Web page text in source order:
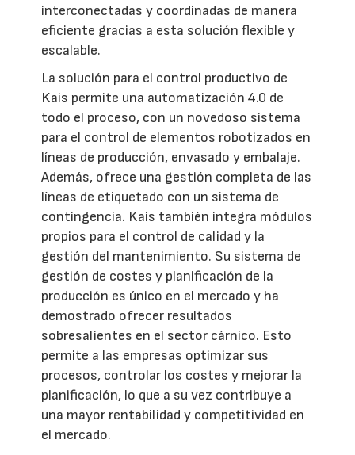
interconectadas y coordinadas de manera
eficiente gracias a esta solución flexible y
escalable.
La solución para el control productivo de
Kais permite una automatización 4.0 de
todo el proceso, con un novedoso sistema
para el control de elementos robotizados en
líneas de producción, envasado y embalaje.
Además, ofrece una gestión completa de las
líneas de etiquetado con un sistema de
contingencia. Kais también integra módulos
propios para el control de calidad y la
gestión del mantenimiento. Su sistema de
gestión de costes y planificación de la
producción es único en el mercado y ha
demostrado ofrecer resultados
sobresalientes en el sector cárnico. Esto
permite a las empresas optimizar sus
procesos, controlar los costes y mejorar la
planificación, lo que a su vez contribuye a
una mayor rentabilidad y competitividad en
el mercado.